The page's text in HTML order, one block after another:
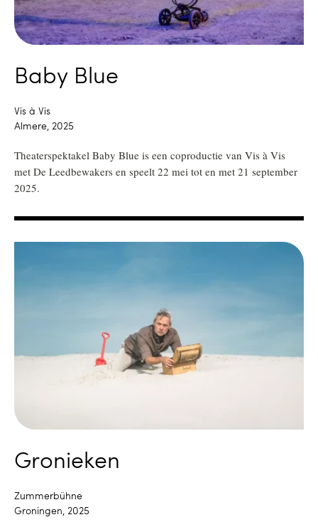
Baby Blue
Vis à Vis
Almere, 2025
Theaterspektakel Baby Blue is een coproductie van Vis à Vis
met De Leedbewakers en speelt 22 mei tot en met 21 september
2025.
Gronieken
Zummerbühne
Groningen, 2025